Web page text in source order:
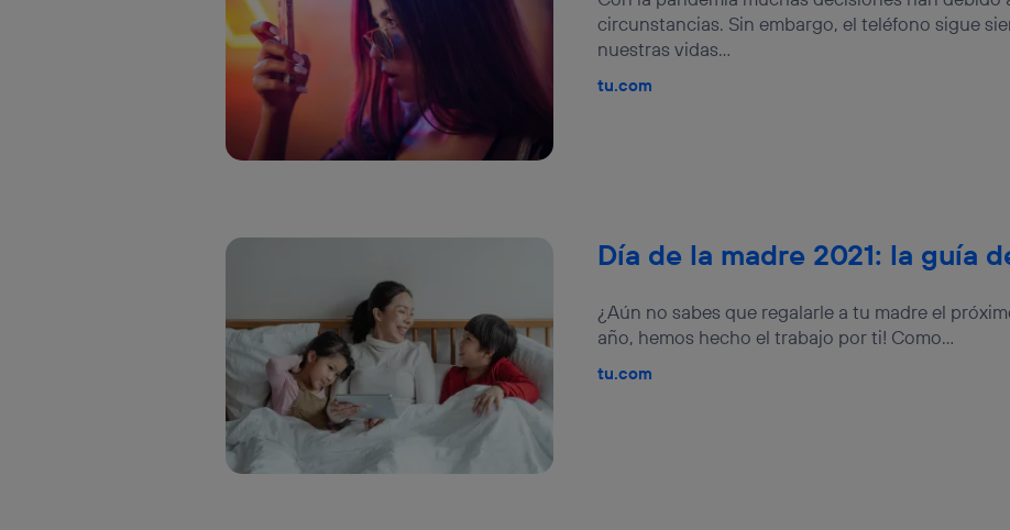
circunstancias. Sin embargo, el teléfono sigue
nuestras vidas...
tu.com
Día de la madre 2021: la guía
¿Aún no sabes que regalarle a tu madre el
año, hemos hecho el trabajo por ti! Como...
tu.com
Si utilizas una
conexión de banda ancha(p. ej., Wi-Fi), el marketing o análisis
realizará en función de las actividades de navegación de los miembros del
datos móviles, el marketing será más personalizado, ya que se basará
únicamente en la navegación del usuario del móvil.
Puedes gestionar los consentimientos Utiq seleccionando “Administrar Utiq” en la
inferior de esta página web o visitando el